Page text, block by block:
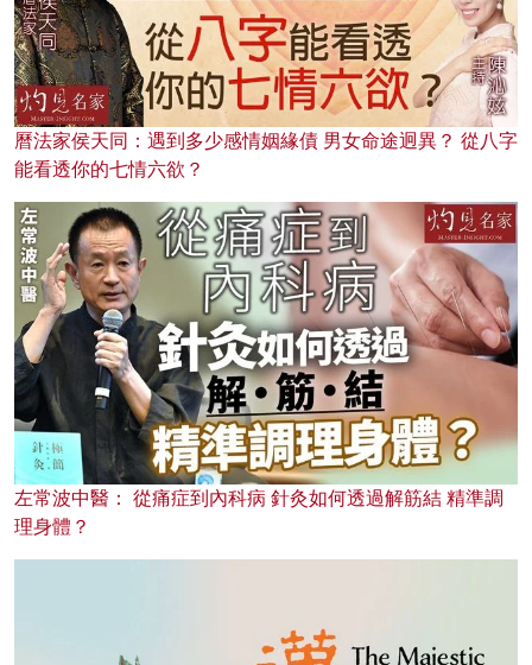
曆法家侯天同：遇到多少感情姻緣債 男女命途迥異？ 從八字
能看透你的七情六欲？
左常波中醫： 從痛症到內科病 針灸如何透過解筋結 精準調
理身體？